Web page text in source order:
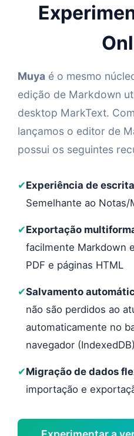
Muya é o mesmo
edição de Markdown
desktop MarkText.
lançamos o editor de
possui os seguintes
✔Experiência de
Semelhante ao Notas/
✔Exportação
facilmente Markdown
PDF e páginas HTML
✔Salvamento
não são perdidos ao
automaticamente no
navegador (IndexedDB)
✔Migração de dados
importação e